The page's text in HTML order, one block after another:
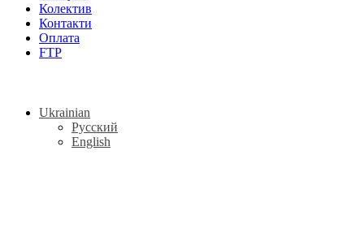
Колектив
Контакти
Оплата
FTP
Ukrainian
Русский
English